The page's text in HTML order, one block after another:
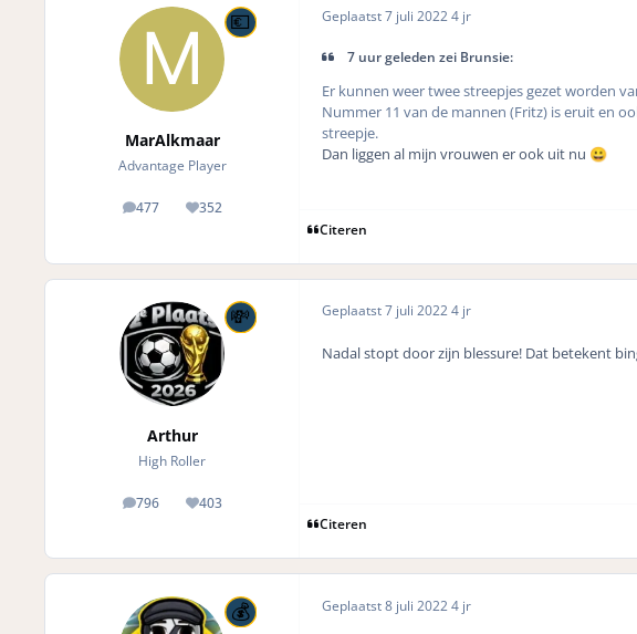
MarAlkmaar
Advantage Player
477
posts 352
Reputation
Geplaatst7 juli 20224 jr
7 uur geleden zei Brunsie:
Er kunnen weer twee streepjes gezet worden
Nummer 11 van de mannen (Fritz) is eruit en
streepje.
Dan liggen al mijn vrouwen er ook uit nu 😀
Citeren
Arthur
High Roller
796
posts 403
Reputation
Geplaatst7 juli 20224 jr
Nadal stopt door zijn blessure! Dat betekent
Citeren
Geplaatst8 juli 20224 jr